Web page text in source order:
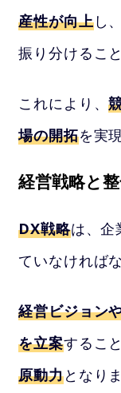
産性が向上し
振り分けるこ
これにより、
場の開拓を実
経営戦略と
DX戦略は、企
ていなければ
経営ビジョン
を立案するこ
原動力となりま